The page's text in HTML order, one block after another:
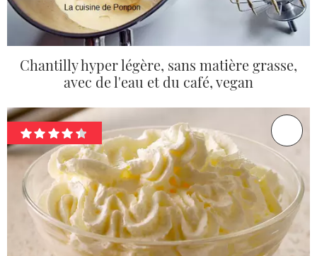
Chantilly hyper légère, sans matière grasse,
avec de l'eau et du café, vegan